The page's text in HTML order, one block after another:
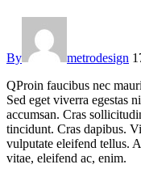
By metrodesign
QProin faucibus nec
Sed eget viverra egestas
accumsan. Cras
tincidunt. Cras dapibus.
vulputate eleifend tellus.
vitae, eleifend ac, enim.